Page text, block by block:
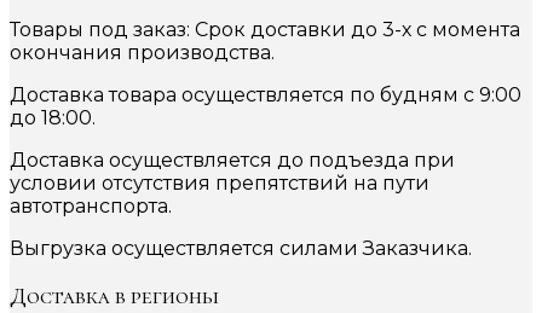
Товары под заказ: Срок доставки до 3-х с момента
окончания производства.
Доставка товара осуществляется по будням с 9:00
до 18:00.
Доставка осуществляется до подъезда при
условии отсутствия препятствий на пути
автотранспорта.
Выгрузка осуществляется силами Заказчика.
Доставка в регионы